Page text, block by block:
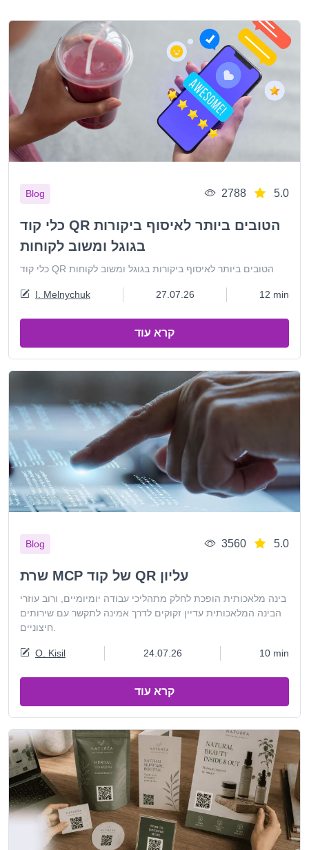
Blog 2788 5.0
כלי קוד QR הטובים ביותר לאיסוף ביקורות
בגוגל ומשוב לקוחות
כלי קוד QR הטובים ביותר לאיסוף ביקורות בגוגל ומשוב לקוחות
I. Melnychuk 27.07.26 12 min
קרא עוד
Blog 3560 5.0
שרת MCP של קוד QR עליון
בינה מלאכותית הופכת לחלק מתהליכי עבודה יומיומיים, ורוב עוזרי
הבינה המלאכותית עדיין זקוקים לדרך אמינה לתקשר עם שירותים
O. Kisil 24.07.26 10 min
קרא עוד